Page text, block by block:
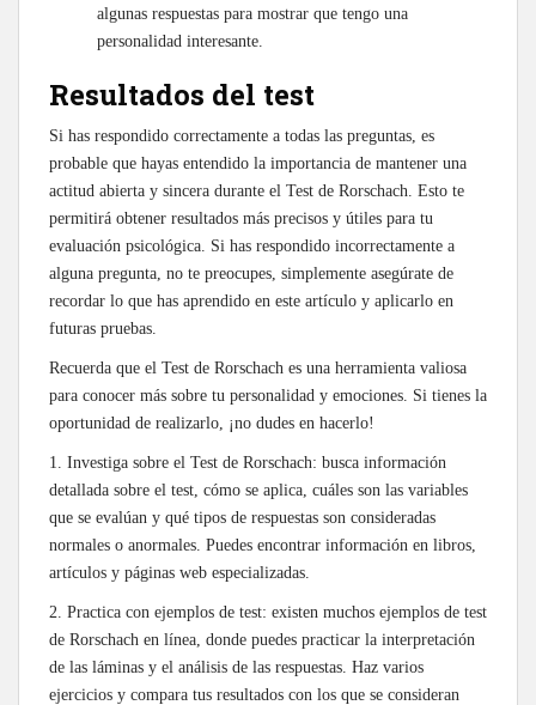
algunas respuestas para mostrar que tengo una
personalidad interesante.
Resultados del test
Si has respondido correctamente a todas las preguntas, es
probable que hayas entendido la importancia de mantener una
actitud abierta y sincera durante el Test de Rorschach. Esto te
permitirá obtener resultados más precisos y útiles para tu
evaluación psicológica. Si has respondido incorrectamente a
alguna pregunta, no te preocupes, simplemente asegúrate de
recordar lo que has aprendido en este artículo y aplicarlo en
futuras pruebas.
Recuerda que el Test de Rorschach es una herramienta valiosa
para conocer más sobre tu personalidad y emociones. Si tienes la
oportunidad de realizarlo, ¡no dudes en hacerlo!
1. Investiga sobre el Test de Rorschach: busca información
detallada sobre el test, cómo se aplica, cuáles son las variables
que se evalúan y qué tipos de respuestas son consideradas
normales o anormales. Puedes encontrar información en libros,
artículos y páginas web especializadas.
2. Practica con ejemplos de test: existen muchos ejemplos de test
de Rorschach en línea, donde puedes practicar la interpretación
de las láminas y el análisis de las respuestas. Haz varios
ejercicios y compara tus resultados con los que se consideran